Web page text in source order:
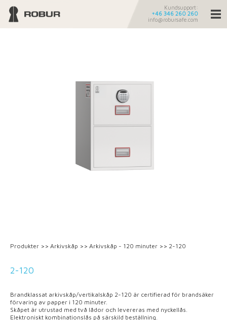
Kundsupport:
+46 346 260 260
info@robursafe.com
Produkter >> Arkivskåp >> Arkivskåp - 120 minuter >> 2-120
2-120
Brandklassat arkivskåp/vertikalskåp 2-120 är certifierad för brandsäker
förvaring av papper i 120 minuter.
Skåpet är utrustad med två lådor och levereras med nyckellås.
Elektroniskt kombinationslås på särskild beställning.